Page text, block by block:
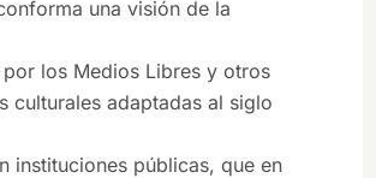
una visión de la
los Medios Libres y otros
culturales adaptadas al siglo
instituciones públicas, que en